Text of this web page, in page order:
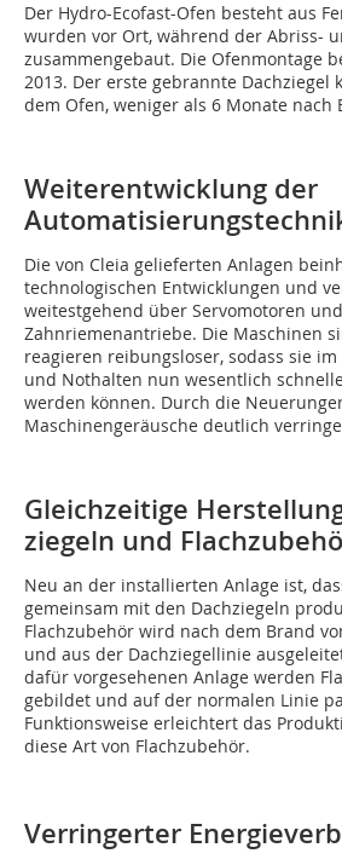
Der Hydro-Ecofast-Ofen besteht aus
wurden vor Ort, während der Abriss-
zusammengebaut. Die Ofenmontage
2013. Der erste gebrannte Dachziegel
dem Ofen, weniger als 6 Monate nach
Weiterentwicklung der
Die von Cleia gelieferten Anlagen
technologischen Entwicklungen und
weitestgehend über Servomotoren und
Zahnriemenantriebe. Die Maschinen
reagieren reibungsloser, sodass sie
und Nothalten nun wesentlich
werden können. Durch die
Maschinengeräusche deutlich
Gleichzeitige
ziegeln und
Neu an der installierten Anlage ist,
gemeinsam mit den Dachziegeln
Flachzubehör wird nach dem Brand
und aus der Dachziegellinie
dafür vorgesehenen Anlage werden
gebildet und auf der normalen Linie
Funktionsweise erleichtert das
diese Art von Flachzubehör.
Verringerter